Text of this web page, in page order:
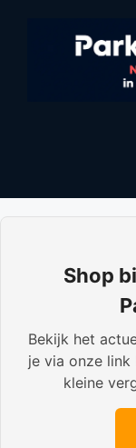
Shop
Bekijk het
je via onze
kleine